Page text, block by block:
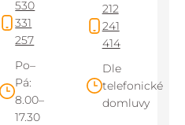
530
331
257
Po–
Pá:
8.00–
17.30
212
241
414
Dle
telefonické
domluvy